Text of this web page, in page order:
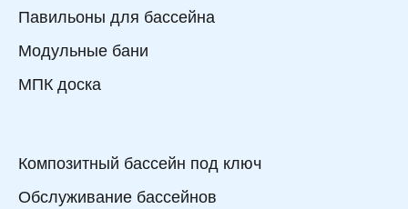
Павильоны для бассейна
Модульные бани
МПК доска
Композитный бассейн под ключ
Обслуживание бассейнов